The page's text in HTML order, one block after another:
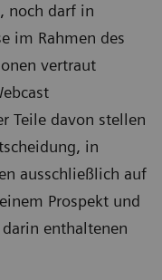
noch darf in
im Rahmen des
vertraut
Teile davon stellen
in
ausschließlich auf
Prospekt und
enthaltenen